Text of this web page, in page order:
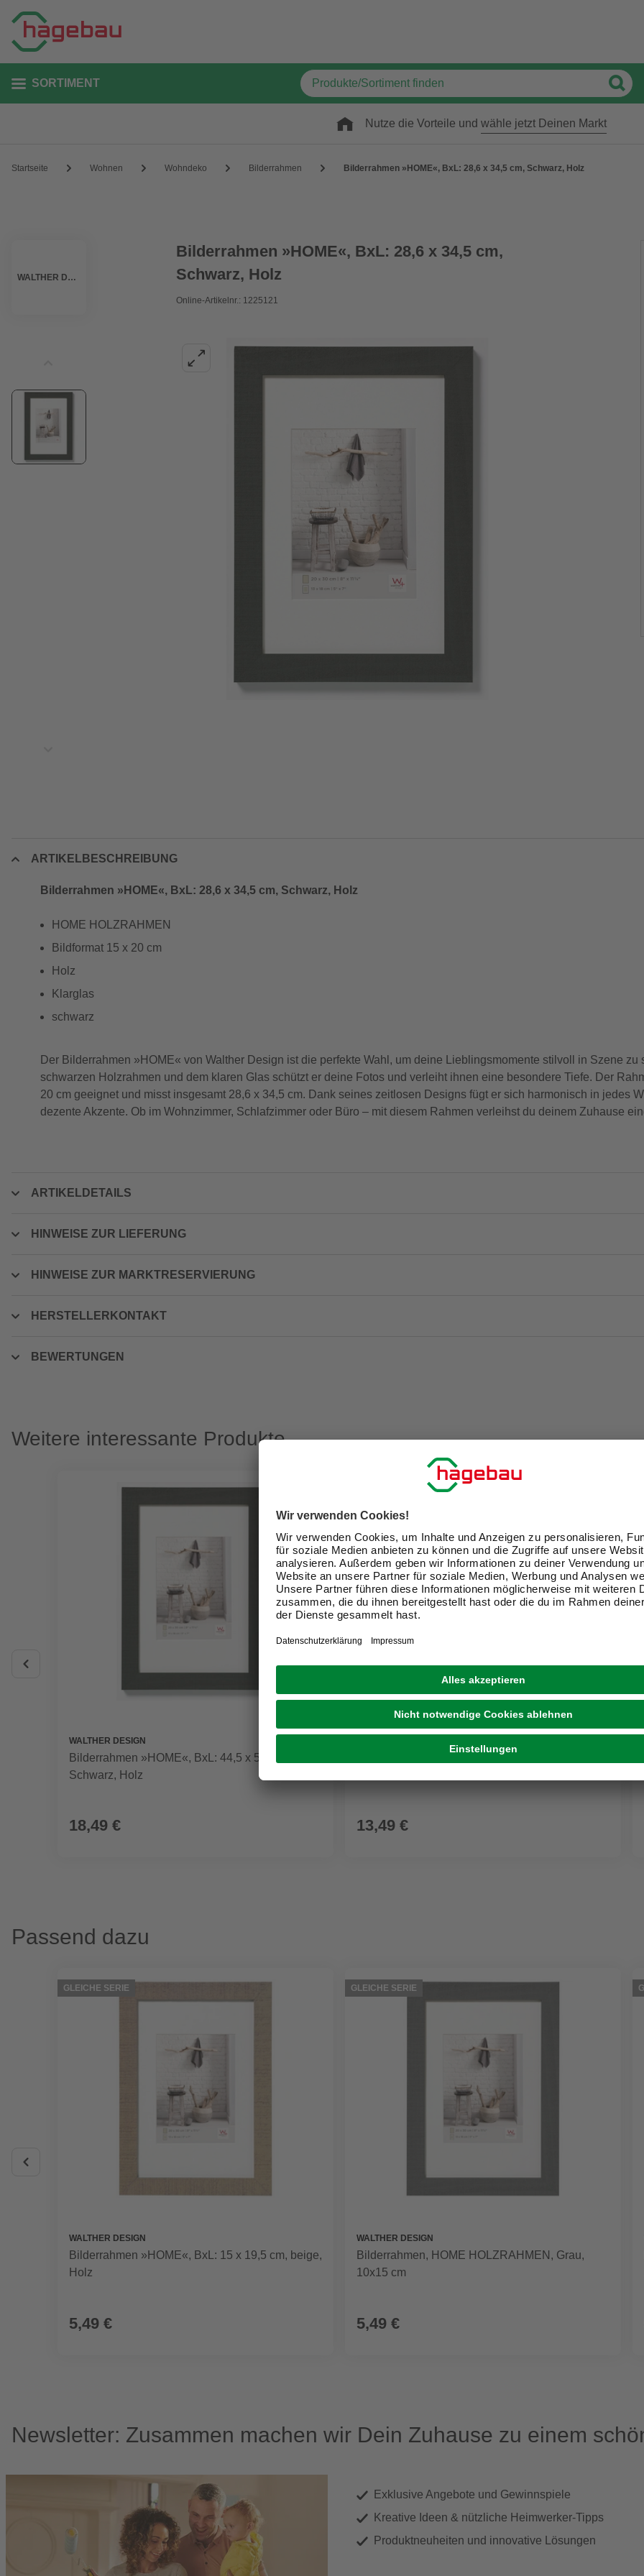
SORTIMENT
Nutze die Vorteile und wähle jetzt Deinen Markt
Startseite Wohnen Wohndeko Bilderrahmen Bilderrahmen »HOME«, BxL: 28,6 x 34,5 cm, Schwarz, Holz
WALTHER DESIGN
Bilderrahmen »HOME«, BxL: 28,6 x 34,5 cm,
Schwarz, Holz
Online-Artikelnr.: 1225121
ARTIKELBESCHREIBUNG
Bilderrahmen »HOME«, BxL: 28,6 x 34,5 cm, Schwarz, Holz
HOME HOLZRAHMEN
Bildformat 15 x 20 cm
Holz
Klarglas
schwarz
Der Bilderrahmen »HOME« von Walther Design ist die perfekte Wahl, um deine Lieblingsmomente stilvoll in Szene zu
schwarzen Holzrahmen und dem klaren Glas schützt er deine Fotos und verleiht ihnen eine besondere Tiefe. Der
20 cm geeignet und misst insgesamt 28,6 x 34,5 cm. Dank seines zeitlosen Designs fügt er sich harmonisch in jedes
dezente Akzente. Ob im Wohnzimmer, Schlafzimmer oder Büro – mit diesem Rahmen verleihst du deinem Zuhause
ARTIKELDETAILS
HINWEISE ZUR LIEFERUNG
HINWEISE ZUR MARKTRESERVIERUNG
HERSTELLERKONTAKT
BEWERTUNGEN
Weitere interessante Produkte
WALTHER DESIGN
Bilderrahmen »HOME«, BxL: 44,5 x 54,6 cm,
Schwarz, Holz
18,49 €
Bilderrahmen »HOME«, BxL: 34,6 x 44,6 cm,
13,49 €
Passend dazu
GLEICHE SERIE
WALTHER DESIGN
Bilderrahmen »HOME«, BxL: 15 x 19,5 cm, beige,
Holz
5,49 €
GLEICHE SERIE
WALTHER DESIGN
Bilderrahmen, HOME HOLZRAHMEN, Grau,
10x15 cm
5,49 €
Newsletter: Zusammen machen wir Dein Zuhause zu einem
Exklusive Angebote und Gewinnspiele
Kreative Ideen & nützliche Heimwerker-Tipps
Produktneuheiten und innovative Lösungen